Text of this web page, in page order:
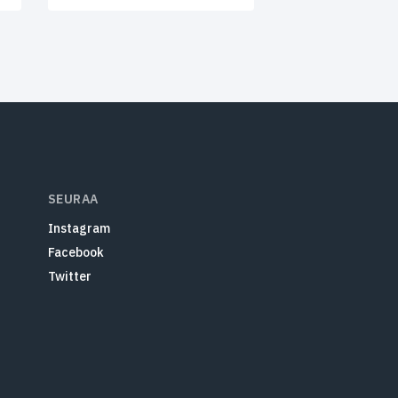
SEURAA
Instagram
Facebook
Twitter